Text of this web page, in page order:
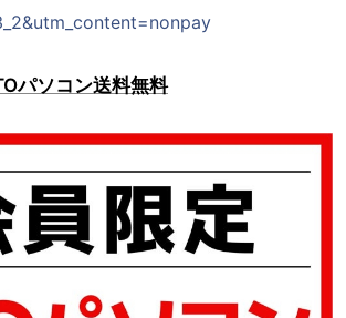
パソコン送料無料